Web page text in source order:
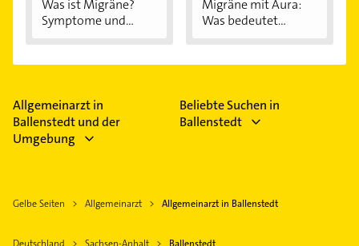
Was ist Migräne?
Symptome und...
Migräne mit Aura:
Was bedeutet...
Allgemeinarzt in
Ballenstedt und der
Umgebung
Beliebte Suchen in
Ballenstedt
Gelbe Seiten Allgemeinarzt Allgemeinarzt in Ballenstedt
Deutschland Sachsen-Anhalt Ballenstedt